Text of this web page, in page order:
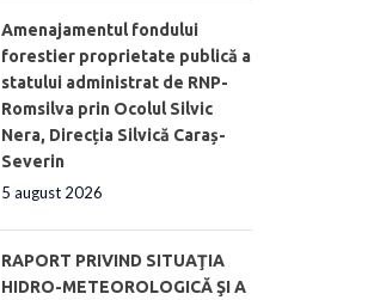
Amenajamentul fondului
forestier proprietate publică a
statului administrat de RNP-
Romsilva prin Ocolul Silvic
Nera, Direcția Silvică Caraș-
Severin
5 august 2026
RAPORT PRIVIND SITUAŢIA
HIDRO-METEOROLOGICĂ ŞI A